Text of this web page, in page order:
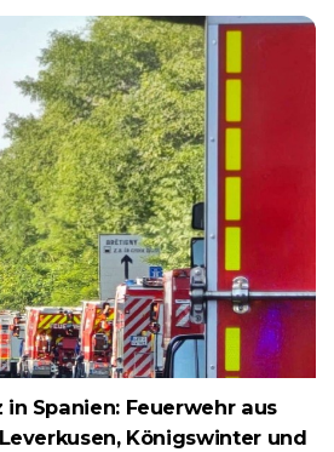
Spanien: Feuerwehr aus
Königswinter und